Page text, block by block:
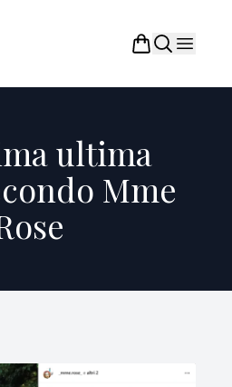
ultima
Mme